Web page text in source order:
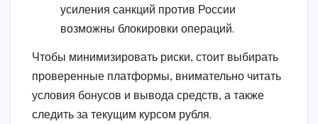
усиления санкций против России
возможны блокировки операций.
Чтобы минимизировать риски, стоит выбирать
проверенные платформы, внимательно читать
условия бонусов и вывода средств, а также
следить за текущим курсом рубля.